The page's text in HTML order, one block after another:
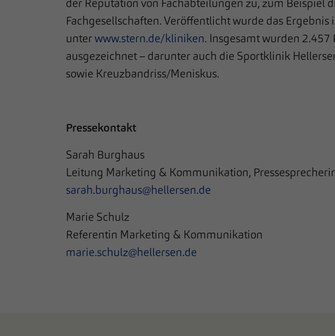
der Reputation von Fachabteilungen zu, zum Beispiel
Fachgesellschaften. Veröffentlicht wurde das Ergebnis
unterwww.stern.de/kliniken. Insgesamt wurden
ausgezeichnet – darunter auch die Sportklinik
sowie Kreuzbandriss/Meniskus.
Pressekontakt
Sarah Burghaus
Leitung Marketing & Kommunikation,
sarah.burghaus@hellersen.de
Marie Schulz
Referentin Marketing & Kommunikation
marie.schulz@hellersen.de